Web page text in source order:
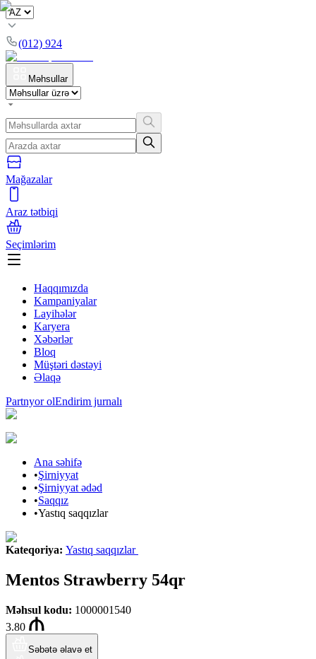
(012) 924
Məhsullar
Mağazalar
Araz tətbiqi
Seçimlərim
Haqqımızda
Kampaniyalar
Layihələr
Karyera
Xəbərlər
Bloq
Müştəri dəstəyi
Əlaqə
Partnyor olEndirim jurnalı
Ana səhifə
•Şirniyyat
•Şirniyyat ədəd
•Saqqız
•Yastıq saqqızlar
Kateqoriya: Yastıq saqqızlar
Mentos Strawberry 54qr
Məhsul kodu: 1000001540
3.80
Səbətə əlavə et